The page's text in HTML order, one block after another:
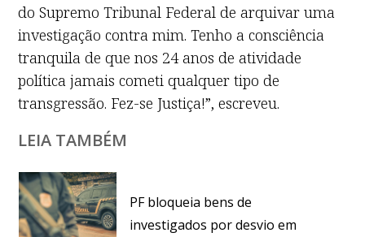
do Supremo Tribunal Federal de arquivar uma
investigação contra mim. Tenho a consciência
tranquila de que nos 24 anos de atividade
política jamais cometi qualquer tipo de
transgressão. Fez-se Justiça!”, escreveu.
LEIA TAMBÉM
PF bloqueia bens de
investigados por desvio em